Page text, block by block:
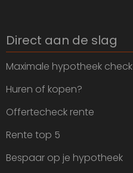
Direct aan de slag
Maximale hypotheek check
Huren of kopen?
Offertecheck rente
Rente top 5
Bespaar op je hypotheek